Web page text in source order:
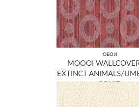
ОБОИ
MOOOI
EXTINCT ANIMALS/